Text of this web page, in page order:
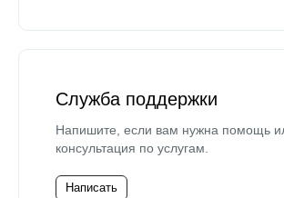
Служба поддержки
Напишите, если вам нужна помощь
консультация по услугам.
Написать